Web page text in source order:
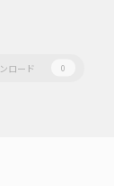
ロード 0